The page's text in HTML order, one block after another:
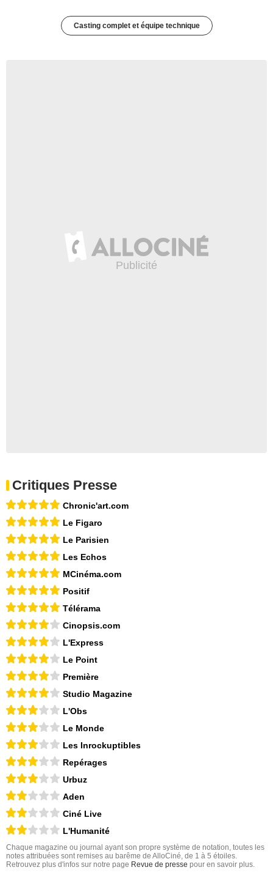
Casting complet et équipe technique
Critiques Presse
Chronic'art.com
Le Figaro
Le Parisien
Les Echos
MCinéma.com
Positif
Télérama
Cinopsis.com
L'Express
Le Point
Première
Studio Magazine
L'Obs
Le Monde
Les Inrockuptibles
Repérages
Urbuz
Aden
Ciné Live
L'Humanité
Chaque magazine ou journal ayant son propre système de notation, toutes les
notes attribuées sont remises au barême de AlloCiné, de 1 à 5 étoiles.
Retrouvez plus d'infos sur notre page Revue de presse pour en savoir plus.